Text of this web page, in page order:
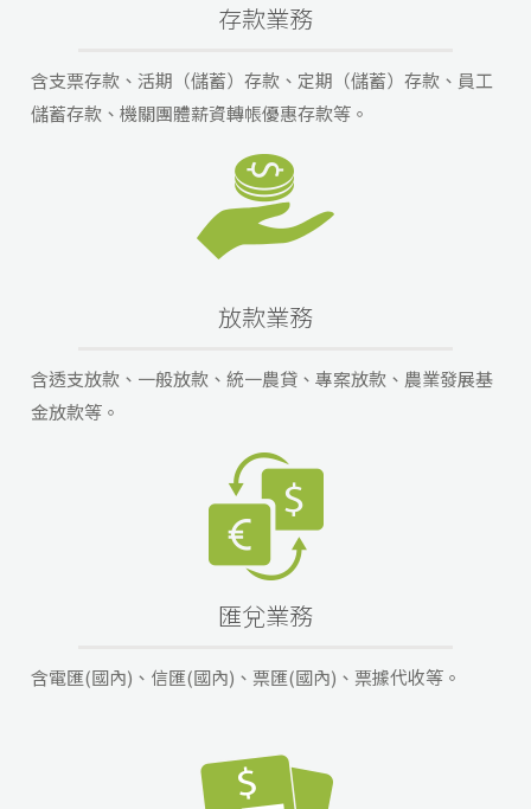
存款業務
含支票存款、活期（儲蓄）存款、定期（儲蓄）存款、員工
儲蓄存款、機關團體薪資轉帳優惠存款等。
放款業務
含透支放款、一般放款、統一農貸、專案放款、農業發展基
金放款等。
匯兌業務
含電匯(國內)、信匯(國內)、票匯(國內)、票據代收等。